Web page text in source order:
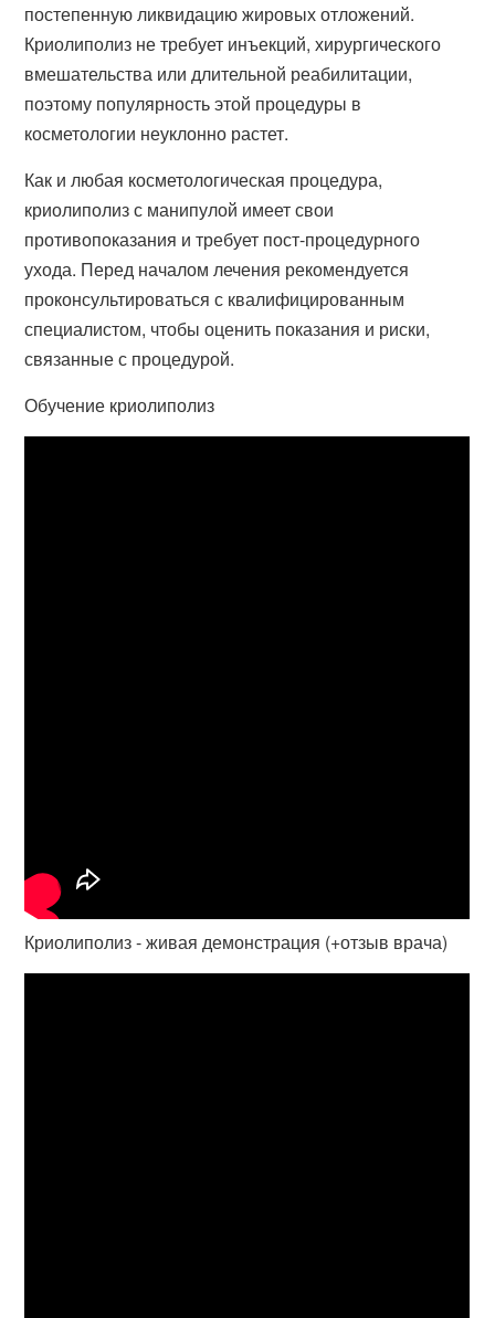
постепенную ликвидацию жировых отложений.
Криолиполиз не требует инъекций, хирургического
вмешательства или длительной реабилитации,
поэтому популярность этой процедуры в
косметологии неуклонно растет.
Как и любая косметологическая процедура,
криолиполиз с манипулой имеет свои
противопоказания и требует пост-процедурного
ухода. Перед началом лечения рекомендуется
проконсультироваться с квалифицированным
специалистом, чтобы оценить показания и риски,
связанные с процедурой.
Обучение криолиполиз
Криолиполиз - живая демонстрация (+отзыв врача)